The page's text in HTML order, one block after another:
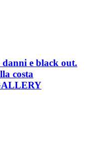
e black out.
costa